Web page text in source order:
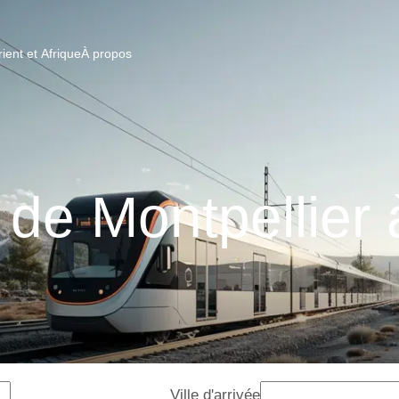
et AfriqueÀ propos
Montpellier
Ville d'arrivée